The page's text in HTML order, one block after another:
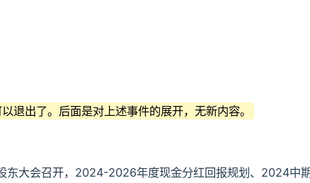
退出了。后面是对上述事件的展开，无新内容。
东大会召开，2024-2026年度现金分红回报规划、2024中